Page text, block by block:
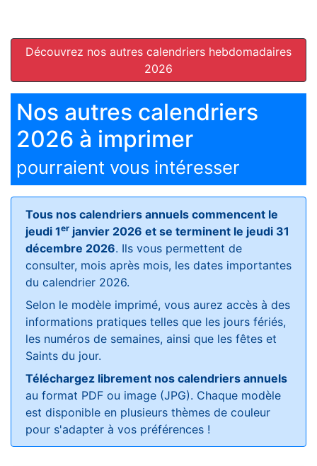
Découvrez nos autres calendriers hebdomadaires
2026
Nos autres calendriers
2026 à imprimer
pourraient vous intéresser
Tous nos calendriers annuels commencent le
jeudi 1er janvier 2026 et se terminent le jeudi 31
décembre 2026. Ils vous permettent de
consulter, mois après mois, les dates importantes
du calendrier 2026.
Selon le modèle imprimé, vous aurez accès à des
informations pratiques telles que les jours fériés,
les numéros de semaines, ainsi que les fêtes et
Saints du jour.
Téléchargez librement nos calendriers annuels
au format PDF ou image (JPG). Chaque modèle
est disponible en plusieurs thèmes de couleur
pour s'adapter à vos préférences !